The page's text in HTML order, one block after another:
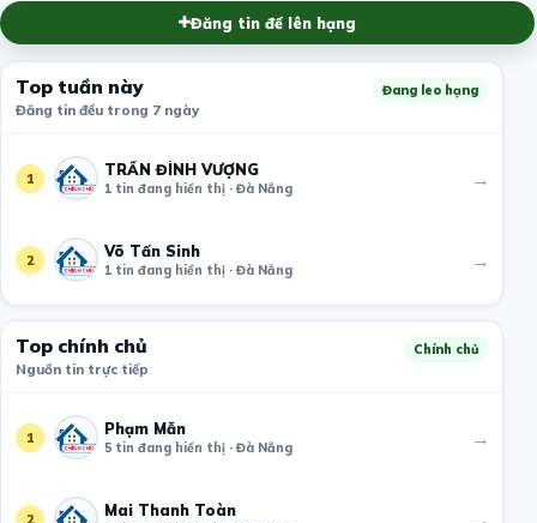
Đăng tin để lên hạng
Top tuần này
Đăng tin đều trong 7 ngày
Đang leo hạng
1 TRẦN ĐÌNH VƯỢNG
1 tin đang hiển thị · Đà Nẵng →
2 Võ Tấn Sinh
1 tin đang hiển thị · Đà Nẵng →
Top chính chủ
Nguồn tin trực tiếp
Chính chủ
1 Phạm Mẫn
5 tin đang hiển thị · Đà Nẵng →
2 Mai Thanh Toàn